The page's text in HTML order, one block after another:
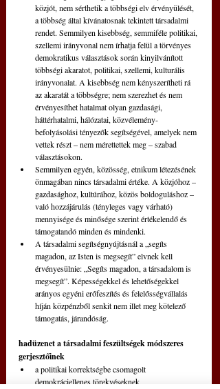
közjót, nem sérthetik a többségi elv érvényülését,
a többség által kívánatosnak tekintett társadalmi
rendet. Semmilyen kisebbség, semmiféle politikai,
szellemi irányvonal nem írhatja felül a törvényes
demokratikus választások során kinyilvánított
többségi akaratot, politikai, szellemi, kulturális
irányvonalat. A kisebbség nem kényszerítheti rá
az akaratát a többségre; nem szerezhet és nem
érvényesíthet hatalmat olyan gazdasági,
háttérhatalmi, hálózatai, közvélemény-
befolyásolási tényezők segítségével, amelyek nem
vettek részt – nem mérettettek meg – szabad
választásokon.
Semmilyen egyén, közösség, etnikum létezésének
önmagában nincs társadalmi értéke. A közjóhoz –
gazdasághoz, kultúrához, közös boldoguláshoz –
való hozzájárulás (tényleges vagy várható)
mennyisége és minősége szerint értékelendő és
támogatandó minden és mindenki.
A társadalmi segítségnyújtásnál a „segíts
magadon, az Isten is megsegít” elvnek kell
érvényesülnie: „Segíts magadon, a társadalom is
megsegít”. Képességekkel és lehetőségekkel
arányos egyéni erőfeszítés és felelősségvállalás
híján közpénzből senkit nem illet meg kötelező
támogatás, járandóság.
hadüzenet a társadalmi feszültségek módszeres
gerjesztőinek
a politikai korrektségbe csomagolt
demokráciellenes törekvéseknek